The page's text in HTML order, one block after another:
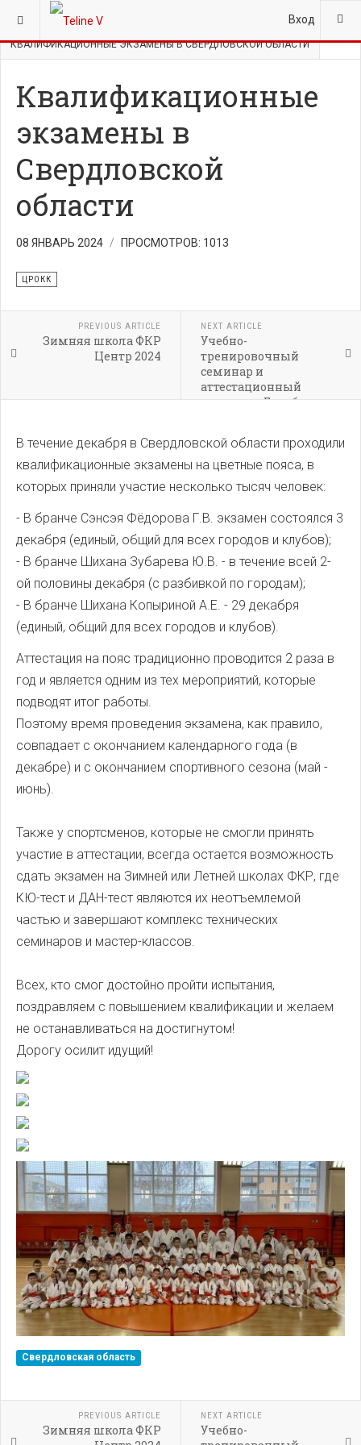
Вход
ВЫ ЗДЕСЬ: ГЛАВНАЯ
КВАЛИФИКАЦИОННЫЕ ЭКЗАМЕНЫ В СВЕРДЛОВСКОЙ ОБЛАСТИ
Квалификационные
экзамены в
Свердловской
области
08 ЯНВАРЬ 2024 ПРОСМОТРОВ: 1013
ЦРОКК
PREVIOUS ARTICLE
Зимняя школа ФКР
Центр 2024
NEXT ARTICLE
Учебно-
тренировочный
семинар и
аттестационный
экзамен в Барабинске
В течение декабря в Свердловской области проходили
квалификационные экзамены на цветные пояса, в
которых приняли участие несколько тысяч человек:
- В бранче Сэнсэя Фёдорова Г.В. экзамен состоялся 3
декабря (единый, общий для всех городов и клубов);
- В бранче Шихана Зубарева Ю.В. - в течение всей 2-
ой половины декабря (с разбивкой по городам);
- В бранче Шихана Копыриной А.Е. - 29 декабря
(единый, общий для всех городов и клубов).
Аттестация на пояс традиционно проводится 2 раза в
год и является одним из тех мероприятий, которые
подводят итог работы.
Поэтому время проведения экзамена, как правило,
совпадает с окончанием календарного года (в
декабре) и с окончанием спортивного сезона (май -
июнь).
Также у спортсменов, которые не смогли принять
участие в аттестации, всегда остается возможность
сдать экзамен на Зимней или Летней школах ФКР, где
КЮ-тест и ДАН-тест являются их неотъемлемой
частью и завершают комплекс технических
семинаров и мастер-классов.
Всех, кто смог достойно пройти испытания,
поздравляем с повышением квалификации и желаем
не останавливаться на достигнутом!
Дорогу осилит идущий!
Свердловская область
PREVIOUS ARTICLE
Зимняя школа ФКР
NEXT ARTICLE
Учебно-